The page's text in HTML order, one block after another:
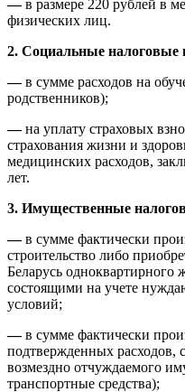
—в размере 220 рублей в
физических лиц.
2. Социальные
—в сумме расходов на
родственников);
—на уплату страховых
страхования жизни и
медицинских расходов,
лет.
3. Имущественные
—в сумме фактически
строительство либо
Беларусь
состоящими на учете
условий;
—в сумме фактически
подтвержденных расходов,
возмездно отчуждаемого
транспортные средства);